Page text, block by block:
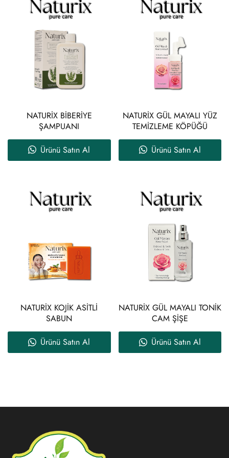
NATURİX BİBERİYE
ŞAMPUANI
Ürünü Satın Al
NATURİX GÜL MAYALI YÜZ
TEMİZLEME KÖPÜĞÜ
Ürünü Satın Al
NATURİX KOJİK ASİTLİ
SABUN
Ürünü Satın Al
NATURİX GÜL MAYALI TONİK
CAM ŞİŞE
Ürünü Satın Al